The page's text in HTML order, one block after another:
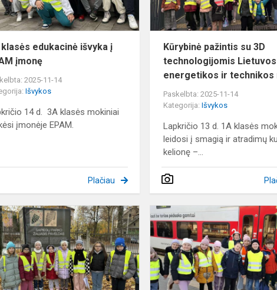
įmonę
edukacinė išvyka į
įmonę
2025-11-14
Išvykos
14 d. 3A klasės mokiniai
įmonėje EPAM.
Plačiau
Kūrybinė pažintis su 3D
technologijomis Lietuvos
energetikos ir technikos
Paskelbta: 2025-11-14
Kategorija:Išvykos
Lapkričio 13 d. 1A klasės
leidosi į smagią ir atradimų
kelionę –...
4b
klasės
mokiniai
tapo
tikrais
„Sapiegų